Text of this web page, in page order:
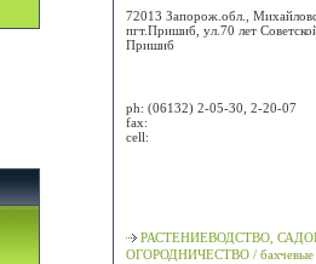
72013 Запорож.обл.,
пгт.Пришиб, ул.70 лет
Пришиб
ph: (06132) 2-05-30, 2-20-07
fax:
cell:
РАСТЕНИЕВОДСТВО,
ОГОРОДНИЧЕСТВО / бахчевые